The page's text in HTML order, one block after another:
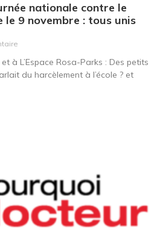
nationale contre le
le 9 novembre : tous unis
à L’Espace Rosa-Parks : Des petits
du harcèlement à l’école ? et